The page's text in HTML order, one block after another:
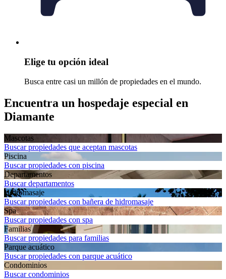
Elige tu opción ideal
Busca entre casi un millón de propiedades en el mundo.
Encuentra un hospedaje especial en
Diamante
Mascotas
Buscar propiedades que aceptan mascotas
Piscina
Buscar propiedades con piscina
Departamentos
Buscar departamentos
Hidromasaje
Buscar propiedades con bañera de hidromasaje
Spa
Buscar propiedades con spa
Familias
Buscar propiedades para familias
Parque acuático
Buscar propiedades con parque acuático
Condominios
Buscar condominios